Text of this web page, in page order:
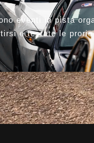
eventi in pista
e testate le prorie